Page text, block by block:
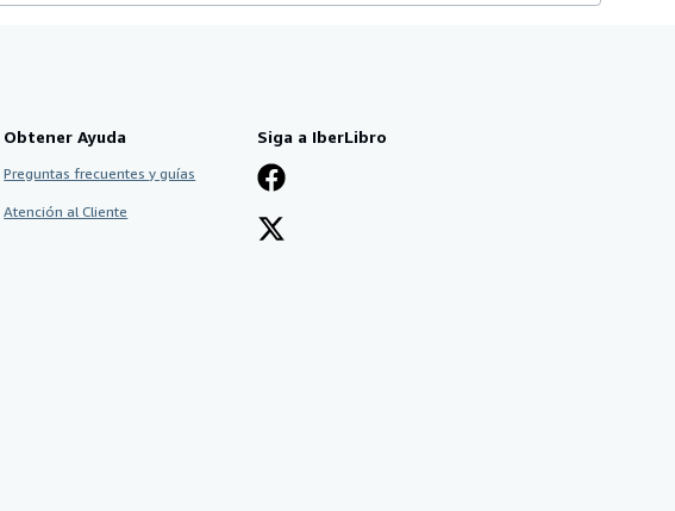
Obtener Ayuda
Preguntas frecuentes y guías
Atención al Cliente
Siga a IberLibro